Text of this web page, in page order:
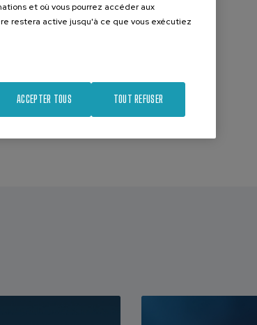
et où vous pourrez accéder aux
restera active jusqu'à ce que vous exécutiez
TOUT REFUSER
ACCEPTER TOUS